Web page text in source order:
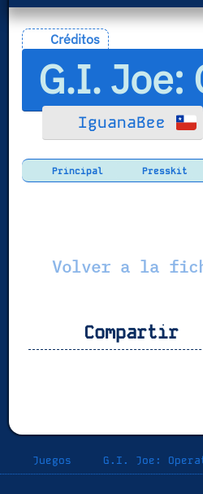
Créditos
G.I. Joe:
IguanaBee
Principal Presskit
Volver a la
Compartir
Juegos G.I. Joe: